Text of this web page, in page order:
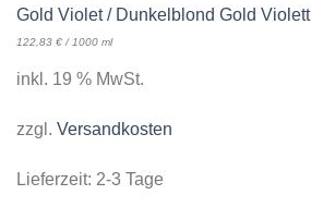
Gold Violet / Dunkelblond Gold Violett
122,83 €/1000 ml
inkl. 19 % MwSt.
zzgl. Versandkosten
Lieferzeit: 2-3 Tage